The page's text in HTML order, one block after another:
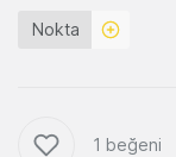
Nokta
1 beğeni